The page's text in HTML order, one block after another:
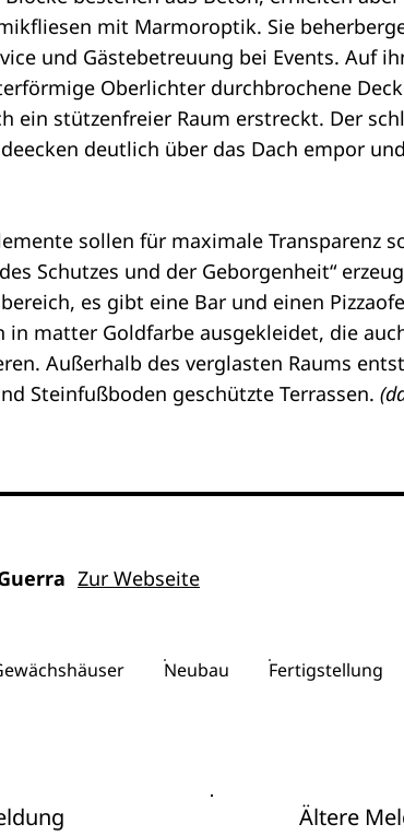
mit Marmoroptik. Sie
und Gästebetreuung bei Events. Auf
Oberlichter durchbrochene
ein stützenfreier Raum erstreckt. Der
deutlich über das Dach empor
sollen für maximale Transparenz
Schutzes und der Geborgenheit“
es gibt eine Bar und einen
in matter Goldfarbe ausgekleidet, die
Außerhalb des verglasten Raums
Steinfußboden geschützte Terrassen.
Zur Webseite
Neubau Fertigstellung
Ältere